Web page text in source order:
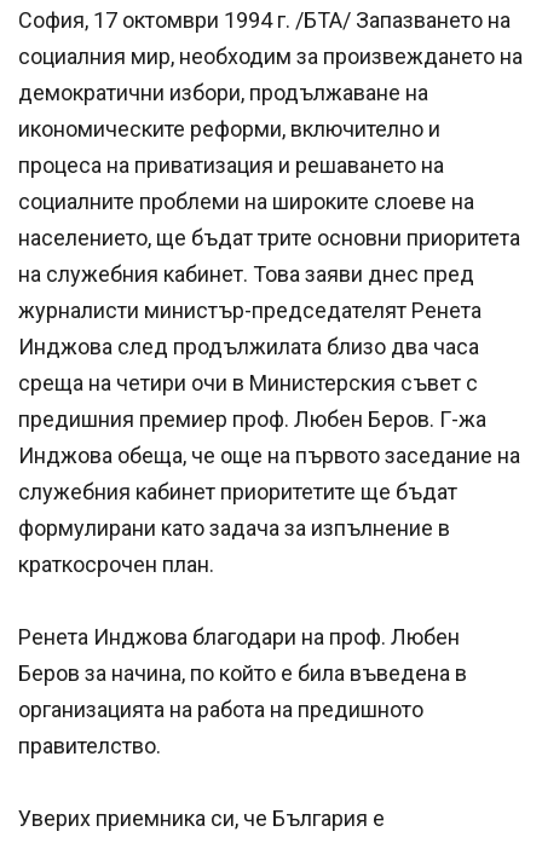
София, 17 октомври 1994 г. /БТА/ Запазването на
социалния мир, необходим за произвеждането на
демократични избори, продължаване на
икономическите реформи, включително и
процеса на приватизация и решаването на
социалните проблеми на широките слоеве на
населението, ще бъдат трите основни приоритета
на служебния кабинет. Това заяви днес пред
журналисти министър-председателят Ренета
Инджова след продължилата близо два часа
среща на четири очи в Министерския съвет с
предишния премиер проф. Любен Беров. Г-жа
Инджова обеща, че още на първото заседание на
служебния кабинет приоритетите ще бъдат
формулирани като задача за изпълнение в
краткосрочен план.
Ренета Инджова благодари на проф. Любен
Беров за начина, по който е била въведена в
организацията на работа на предишното
правителство.
Уверих приемника си, че България е